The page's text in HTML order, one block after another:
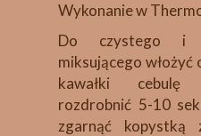
Wykonanie w
Do czystego i
miksującego włożyć
kawałki cebulę
rozdrobnić 5-10
zgarnąć